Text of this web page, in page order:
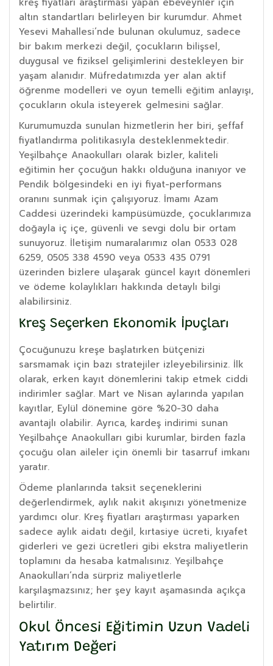
altın standartları belirleyen bir kurumdur. Ahmet
Yesevi Mahallesi’nde bulunan okulumuz, sadece
bir bakım merkezi değil, çocukların bilişsel,
duygusal ve fiziksel gelişimlerini destekleyen bir
yaşam alanıdır. Müfredatımızda yer alan aktif
öğrenme modelleri ve oyun temelli eğitim anlayışı,
çocukların okula isteyerek gelmesini sağlar.
Kurumumuzda sunulan hizmetlerin her biri, şeffaf
fiyatlandırma politikasıyla desteklenmektedir.
Yeşilbahçe Anaokulları olarak bizler, kaliteli
eğitimin her çocuğun hakkı olduğuna inanıyor ve
Pendik bölgesindeki en iyi fiyat-performans
oranını sunmak için çalışıyoruz. İmamı Azam
Caddesi üzerindeki kampüsümüzde, çocuklarımıza
doğayla iç içe, güvenli ve sevgi dolu bir ortam
sunuyoruz. İletişim numaralarımız olan 0533 028
6259, 0505 338 4590 veya 0533 435 0791
üzerinden bizlere ulaşarak güncel kayıt dönemleri
ve ödeme kolaylıkları hakkında detaylı bilgi
alabilirsiniz.
Kreş Seçerken Ekonomik İpuçları
Çocuğunuzu kreşe başlatırken bütçenizi
sarsmamak için bazı stratejiler izleyebilirsiniz. İlk
olarak, erken kayıt dönemlerini takip etmek ciddi
indirimler sağlar. Mart ve Nisan aylarında yapılan
kayıtlar, Eylül dönemine göre %20-30 daha
avantajlı olabilir. Ayrıca, kardeş indirimi sunan
Yeşilbahçe Anaokulları gibi kurumlar, birden fazla
çocuğu olan aileler için önemli bir tasarruf imkanı
yaratır.
Ödeme planlarında taksit seçeneklerini
değerlendirmek, aylık nakit akışınızı yönetmenize
yardımcı olur. Kreş fiyatları araştırması yaparken
sadece aylık aidatı değil, kırtasiye ücreti, kıyafet
giderleri ve gezi ücretleri gibi ekstra maliyetlerin
toplamını da hesaba katmalısınız. Yeşilbahçe
Anaokulları’nda sürpriz maliyetlerle
karşılaşmazsınız; her şey kayıt aşamasında açıkça
belirtilir.
Okul Öncesi Eğitimin Uzun Vadeli
Yatırım Değeri